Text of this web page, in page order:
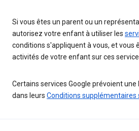
Si vous êtes un parent ou un
autorisez votre enfant à utiliser les
conditions s'appliquent à vous, et vous
activités de votre enfant sur ces
Certains services Google prévoient
dans leurs Conditions supplémentaires